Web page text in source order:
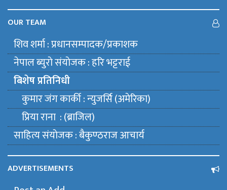
OUR TEAM
शिव शर्मा : प्रधानसम्पादक/प्रकाशक
नेपाल ब्युराे संयाेजक : हरि भट्टराई
बिशेष प्रतिनिधी
कुमार जंग कार्की : न्युजर्सि (अमेरिका)
प्रिया राना : (ब्राजिल)
साहित्य संयाेजक : बैकुण्ठराज आचार्य
ADVERTISEMENTS